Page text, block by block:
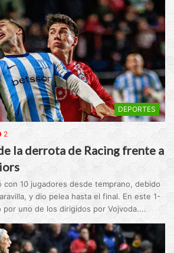
DEPORTES
2
la derrota de Racing frente a
con 10 jugadores desde temprano, debido
y dio pelea hasta el final. En este 1-
por uno de los dirigidos por Vojvoda....